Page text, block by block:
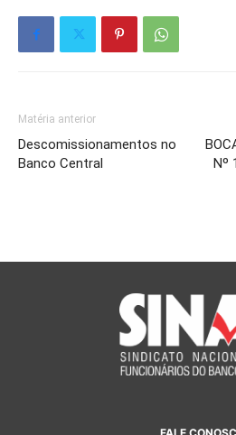
Matéria anterior
Descomissionamentos no
Banco Central
Nº